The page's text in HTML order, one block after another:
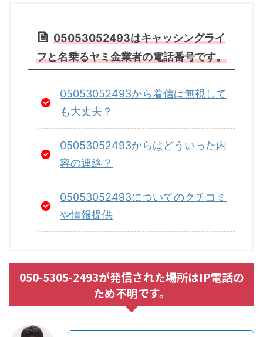
05053052493はキャッシングライ
フと名乗るヤミ金業者の電話番号です。
05053052493から着信は無視して
も大丈夫？
05053052493からはどういった内
容の連絡？
05053052493についてのクチコミ
や情報提供
050-5305-2493が発信された場所はIP電話の
ため不明です。